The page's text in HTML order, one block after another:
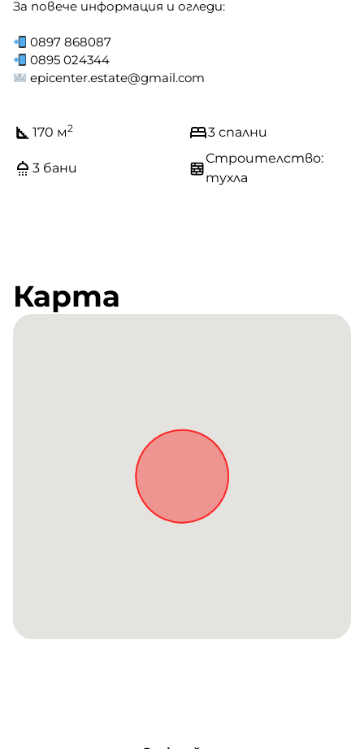
За повече информация и огледи:
0897 868087
0895 024344
epicenter.estate@gmail.com
170 м2 3 спални
3 бани
Строителство:
тухла
Карта